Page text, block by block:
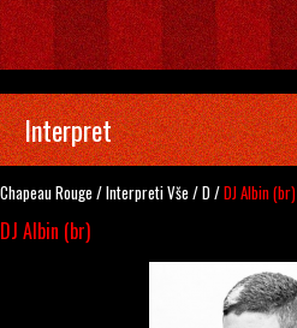
Interpret
Chapeau Rouge /InterpretiVše /D/DJ Albin (br)
DJ Albin (br)